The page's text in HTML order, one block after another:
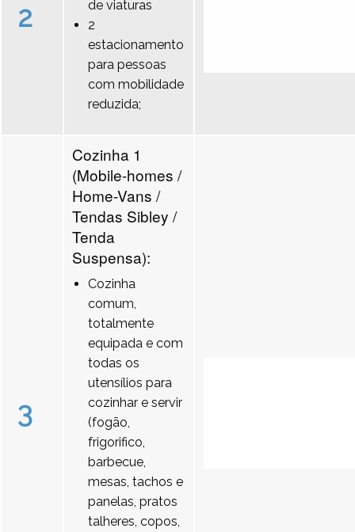
2
de viaturas
2
estacionamento
para pessoas
com mobilidade
reduzida;
3
Cozinha 1
(Mobile-homes /
Home-Vans /
Tendas Sibley /
Tenda
Suspensa):
Cozinha
comum,
totalmente
equipada e com
todas os
utensílios para
cozinhar e servir
(fogão,
frigorifico,
barbecue,
mesas, tachos e
panelas, pratos
talheres, copos,